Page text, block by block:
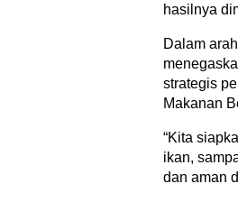
hasilnya
Dalam
strategis
Makanan
“Kita
ikan,
dan aman